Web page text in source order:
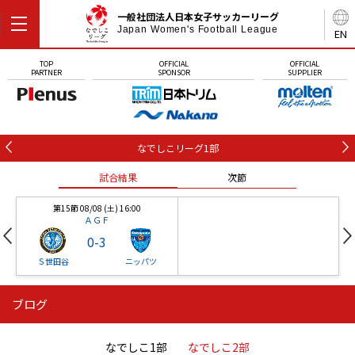
EN
一般社団法人日本女子サッカーリーグ
Japan Women's Football League
TOP
PARTNER
OFFICIAL
SPONSOR
OFFICIAL
SUPPLIER
なでしこリーグ1部
試合結果 次節
第15節 08/08 (土) 16:00
ＡＧＦ
Ｓ世田谷
0-3
ニッパツ
ニッパツ 石人の星
ブログ
なでしこ1部 なでしこ2部